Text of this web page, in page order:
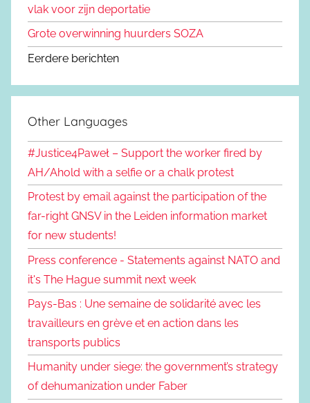
vlak voor zijn deportatie
Grote overwinning huurders SOZA
Eerdere berichten
Other Languages
#Justice4Paweł – Support the worker fired by
AH/Ahold with a selfie or a chalk protest
Protest by email against the participation of the
far-right GNSV in the Leiden information market
for new students!
Press conference - Statements against NATO and
it's The Hague summit next week
Pays-Bas : Une semaine de solidarité avec les
travailleurs en grève et en action dans les
transports publics
Humanity under siege: the government’s strategy
of dehumanization under Faber